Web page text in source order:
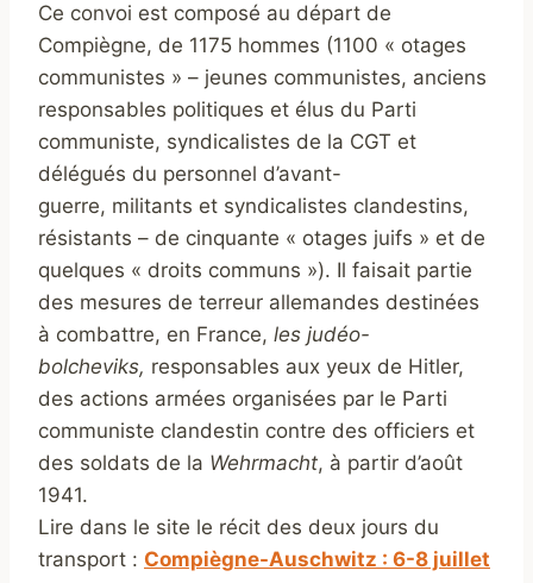
Ce convoi est composé au départ de
Compiègne, de 1175 hommes (1100 « otages
communistes » – jeunes communistes, anciens
responsables politiques et élus du Parti
communiste, syndicalistes de la CGT et
délégués du personnel d’avant-
guerre, militants et syndicalistes clandestins,
résistants – de cinquante « otages juifs » et de
quelques « droits communs »). Il faisait partie
des mesures de terreur allemandes destinées
à combattre, en France, les judéo-
bolcheviks, responsables aux yeux de Hitler,
des actions armées organisées par le Parti
communiste clandestin contre des officiers et
des soldats de la Wehrmacht, à partir d’août
1941.
Lire dans le site le récit des deux jours du
transport : Compiègne-Auschwitz : 6-8 juillet